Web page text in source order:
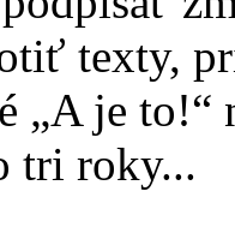
texty,
„A je
tri roky...